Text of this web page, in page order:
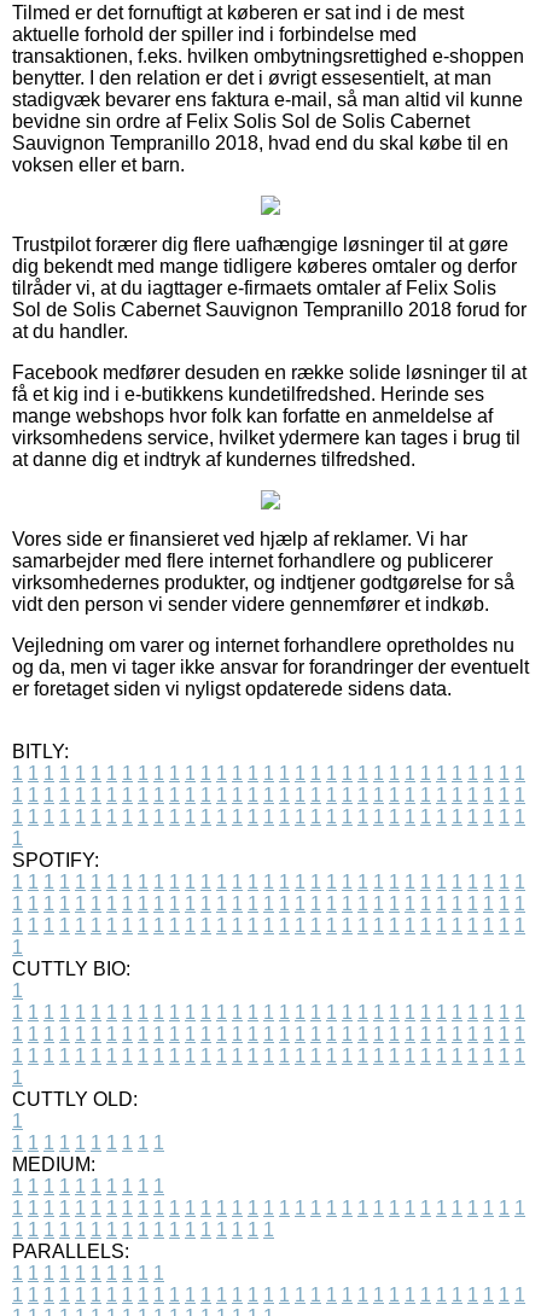
Tilmed er det fornuftigt at køberen er sat ind i de mest
aktuelle forhold der spiller ind i forbindelse med
transaktionen, f.eks. hvilken ombytningsrettighed e-shoppen
benytter. I den relation er det i øvrigt essesentielt, at man
stadigvæk bevarer ens faktura e-mail, så man altid vil kunne
bevidne sin ordre af Felix Solis Sol de Solis Cabernet
Sauvignon Tempranillo 2018, hvad end du skal købe til en
voksen eller et barn.
Trustpilot forærer dig flere uafhængige løsninger til at gøre
dig bekendt med mange tidligere køberes omtaler og derfor
tilråder vi, at du iagttager e-firmaets omtaler af Felix Solis
Sol de Solis Cabernet Sauvignon Tempranillo 2018 forud for
at du handler.
Facebook medfører desuden en række solide løsninger til at
få et kig ind i e-butikkens kundetilfredshed. Herinde ses
mange webshops hvor folk kan forfatte en anmeldelse af
virksomhedens service, hvilket ydermere kan tages i brug til
at danne dig et indtryk af kundernes tilfredshed.
Vores side er finansieret ved hjælp af reklamer. Vi har
samarbejder med flere internet forhandlere og publicerer
virksomhedernes produkter, og indtjener godtgørelse for så
vidt den person vi sender videre gennemfører et indkøb.
Vejledning om varer og internet forhandlere opretholdes nu
og da, men vi tager ikke ansvar for forandringer der eventuelt
er foretaget siden vi nyligst opdaterede sidens data.
BITLY:
1 1 1 1 1 1 1 1 1 1 1 1 1 1 1 1 1 1 1 1 1 1 1 1 1 1 1 1 1 1 1 1 1
1 1 1 1 1 1 1 1 1 1 1 1 1 1 1 1 1 1 1 1 1 1 1 1 1 1 1 1 1 1 1 1 1
1 1 1 1 1 1 1 1 1 1 1 1 1 1 1 1 1 1 1 1 1 1 1 1 1 1 1 1 1 1 1 1 1
1
SPOTIFY:
1 1 1 1 1 1 1 1 1 1 1 1 1 1 1 1 1 1 1 1 1 1 1 1 1 1 1 1 1 1 1 1 1
1 1 1 1 1 1 1 1 1 1 1 1 1 1 1 1 1 1 1 1 1 1 1 1 1 1 1 1 1 1 1 1 1
1 1 1 1 1 1 1 1 1 1 1 1 1 1 1 1 1 1 1 1 1 1 1 1 1 1 1 1 1 1 1 1 1
1
CUTTLY BIO:
1
1 1 1 1 1 1 1 1 1 1 1 1 1 1 1 1 1 1 1 1 1 1 1 1 1 1 1 1 1 1 1 1 1
1 1 1 1 1 1 1 1 1 1 1 1 1 1 1 1 1 1 1 1 1 1 1 1 1 1 1 1 1 1 1 1 1
1 1 1 1 1 1 1 1 1 1 1 1 1 1 1 1 1 1 1 1 1 1 1 1 1 1 1 1 1 1 1 1 1
1
CUTTLY OLD:
1
1 1 1 1 1 1 1 1 1 1
MEDIUM:
1 1 1 1 1 1 1 1 1 1
1 1 1 1 1 1 1 1 1 1 1 1 1 1 1 1 1 1 1 1 1 1 1 1 1 1 1 1 1 1 1 1 1
1 1 1 1 1 1 1 1 1 1 1 1 1 1 1 1 1
PARALLELS:
1 1 1 1 1 1 1 1 1 1
1 1 1 1 1 1 1 1 1 1 1 1 1 1 1 1 1 1 1 1 1 1 1 1 1 1 1 1 1 1 1 1 1